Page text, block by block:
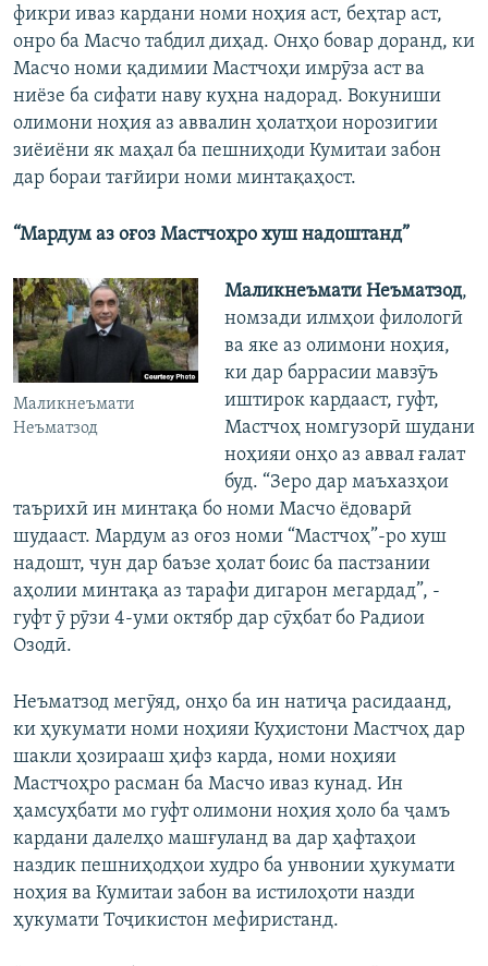
фикри иваз кардани номи ноҳия аст, беҳтар аст,
онро ба Масчо табдил диҳад. Онҳо бовар доранд, ки
Масчо номи қадимии Мастчоҳи имрӯза аст ва
ниёзе ба сифати наву куҳна надорад. Вокуниши
олимони ноҳия аз аввалин ҳолатҳои норозигии
зиёиёни як маҳал ба пешниҳоди Кумитаи забон
дар бораи тағйири номи минтақаҳост.
“Мардум аз оғоз Мастчоҳро хуш надоштанд”
Маликнеъмати
Неъматзод
Маликнеъмати Неъматзод,
номзади илмҳои филологӣ
ва яке аз олимони ноҳия,
ки дар баррасии мавзӯъ
иштирок кардааст, гуфт,
Мастчоҳ номгузорӣ шудани
ноҳияи онҳо аз аввал ғалат
буд. “Зеро дар маъхазҳои
таърихӣ ин минтақа бо номи Масчо ёдоварӣ
шудааст. Мардум аз оғоз номи “Мастчоҳ”-ро хуш
надошт, чун дар баъзе ҳолат боис ба пастзании
аҳолии минтақа аз тарафи дигарон мегардад”, -
гуфт ӯ рӯзи 4-уми октябр дар сӯҳбат бо Радиои
Озодӣ.
Неъматзод мегӯяд, онҳо ба ин натиҷа расидаанд,
ки ҳукумати номи ноҳияи Куҳистони Мастчоҳ дар
шакли ҳозирааш ҳифз карда, номи ноҳияи
Мастчоҳро расман ба Масчо иваз кунад. Ин
ҳамсуҳбати мо гуфт олимони ноҳия ҳоло ба ҷамъ
кардани далелҳо машғуланд ва дар ҳафтаҳои
наздик пешниҳодҳои худро ба унвонии ҳукумати
ноҳия ва Кумитаи забон ва истилоҳоти назди
ҳукумати Тоҷикистон мефиристанд.